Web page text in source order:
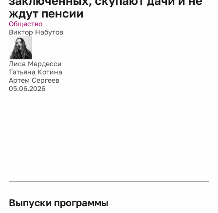
ждут пенсии
Общество
Виктор Набутов
Лиса Мердесси
Татьяна Котина
Артем Сергеев
05.06.2026
Выпуски программы